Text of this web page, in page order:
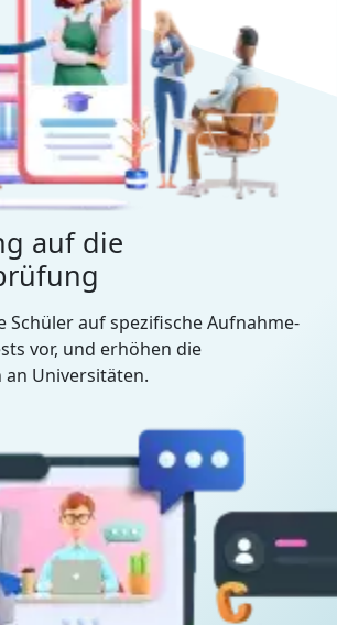
auf die
Schüler auf spezifische Aufnahme-
vor, und erhöhen die
Universitäten.